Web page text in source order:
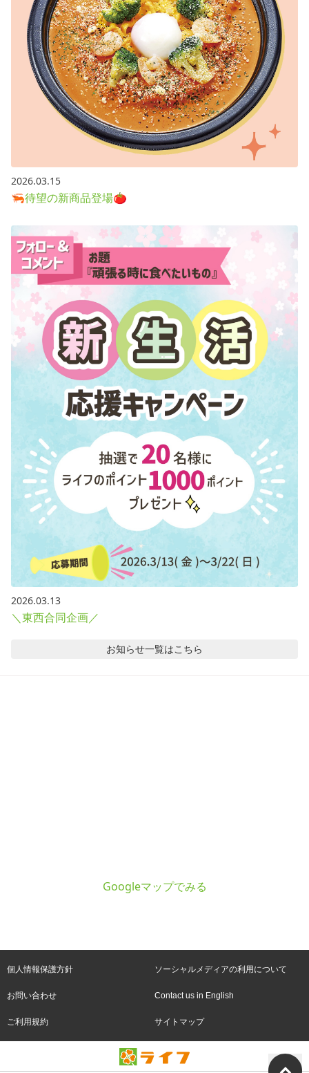
2026.03.15
🦐待望の新商品登場🍅
2026.03.13
＼東西合同企画／
お知らせ一覧はこちら
Googleマップでみる
個人情報保護方針 ソーシャルメディアの利用について
お問い合わせ Contact us in English
ご利用規約 サイトマップ